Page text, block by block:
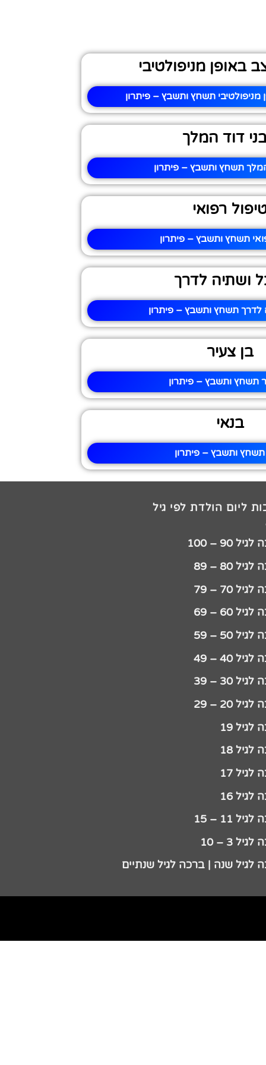
באופן מניפולטיבי
תשחץ ותשבץ – פיתרון
דוד המלך
תשחץ ותשבץ – פיתרון
רפואי
תשחץ ותשבץ – פיתרון
ושתיה לדרך
לדרך תשחץ ותשבץ – פיתרון
בן צעיר
תשחץ ותשבץ – פיתרון
בנאי
תשחץ ותשבץ – פיתרון
ליום הולדת לפי גיל
90 – 100
80 – 89
70 – 79
60 – 69
50 – 59
40 – 49
30 – 39
20 – 29
19
18
17
16
11 – 15
3 – 10
לגיל שנה | ברכה לגיל שנתיים